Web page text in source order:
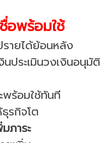
อพร้อมใช้
รายได้ย้อนหลัง
ประเมินวงเงินอนุมัติ
ร้อมใช้ทันที
รกิจโต
ภาระ